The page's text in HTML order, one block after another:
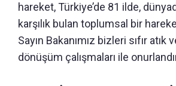
hareket, Türkiye’de 81 ilde,
karşılık bulan toplumsal bir
Sayın Bakanımız bizleri sıfır atık
dönüşüm çalışmaları ile